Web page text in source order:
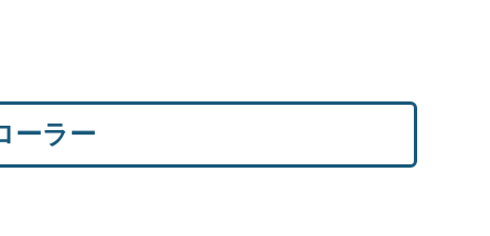
ーラー